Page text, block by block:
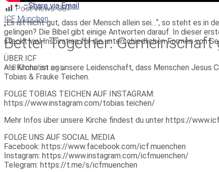
Post Views: 387
ICF München
Better Together:
— 8 Monaten ago
–Share via Email
„Es ist nicht gut, dass der Mensch allein sei…“, so steht es in
gelingen? Die Bibel gibt einige Antworten darauf. In dieser
steckt viel Inspiration für die unterschiedlichen Formen von
ÜBER ICF
Als Kirche ist es unsere Leidenschaft, dass Menschen Jesus
Tobias & Frauke Teichen.
FOLGE TOBIAS TEICHEN AUF INSTAGRAM:
https://www.instagram.com/tobias.teichen/
Mehr Infos über unsere Kirche findest du unter https://
FOLGE UNS AUF SOCIAL MEDIA
Facebook: https://www.facebook.com/icf.muenchen
Instagram: https://www.instagram.com/icfmuenchen/
Telegram: https://t.me/s/icfmuenchen